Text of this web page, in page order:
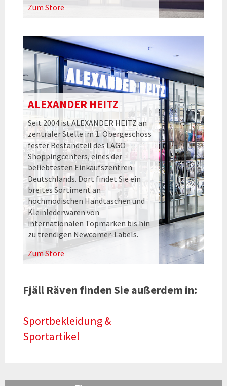
Zum Store
ALEXANDER HEITZ
Seit 2004 ist ALEXANDER HEITZ an
zentraler Stelle im 1. Obergeschoss
fester Bestandteil des LAGO
Shoppingcenters, eines der
beliebtesten Einkaufszentren
Deutschlands. Dort findet Sie ein
breites Sortiment an
hochmodischen Handtaschen und
Kleinlederwaren von
internationalen Topmarken bis hin
zu trendigen Newcomer-Labels.
Zum Store
Fjäll Räven finden Sie außerdem in:
Sportbekleidung &
Sportartikel